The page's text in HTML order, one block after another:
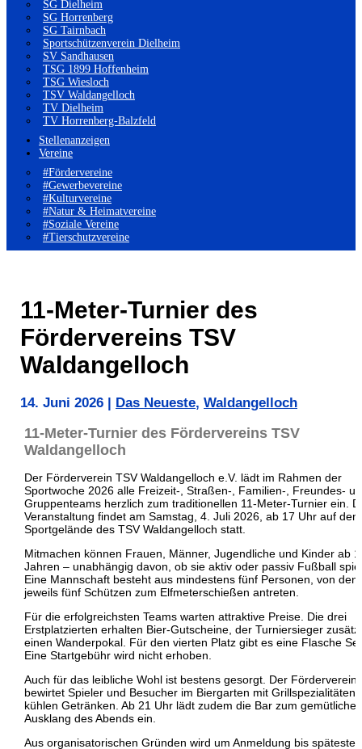
SG Dielheim
SG Horrenberg
SG Tairnbach
Sportschützenverein Dielheim
SV Sandhausen
TSG 1899 Hoffenheim
TSG Wiesloch
TSV Waldangelloch
TV Dielheim
TV Horrenberg-Balzfeld
Stellenanzeigen
Vereine
#Fördervereine
#Gewerbevereine
#Kulturvereine
#Natur & Heimatvereine
#Soziale Vereine
#Tierschutzvereine
11-Meter-Turnier des
Fördervereins TSV
Waldangelloch
14. Juni 2026 Das Neueste, Waldangelloch
11-Meter-Turnier des Fördervereins TSV
Waldangelloch
Der Förderverein TSV Waldangelloch e.V. lädt im Rahmen der
Sportwoche 2026 alle Freizeit-, Straßen-, Familien-, Freundes-
Gruppenteams herzlich zum traditionellen 11-Meter-Turnier ein.
Veranstaltung findet am Samstag, 4. Juli 2026, ab 17 Uhr auf dem
Sportgelände des TSV Waldangelloch statt.
Mitmachen können Frauen, Männer, Jugendliche und Kinder ab
Jahren – unabhängig davon, ob sie aktiv oder passiv Fußball
Eine Mannschaft besteht aus mindestens fünf Personen, von
jeweils fünf Schützen zum Elfmeterschießen antreten.
Für die erfolgreichsten Teams warten attraktive Preise. Die drei
Erstplatzierten erhalten Bier-Gutscheine, der Turniersieger
einen Wanderpokal. Für den vierten Platz gibt es eine Flasche
Eine Startgebühr wird nicht erhoben.
Auch für das leibliche Wohl ist bestens gesorgt. Der Förderverein
bewirtet Spieler und Besucher im Biergarten mit Grillspezialitäten
kühlen Getränken. Ab 21 Uhr lädt zudem die Bar zum gemütlichen
Ausklang des Abends ein.
Aus organisatorischen Gründen wird um Anmeldung bis